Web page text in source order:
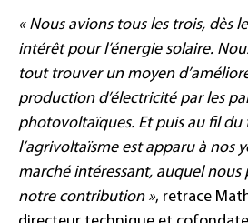
« Nous avions tous les trois, dès
intérêt pour l’énergie solaire.
tout trouver un moyen
production d’électricité par les
photovoltaïques. Et puis au fil du
l’agrivoltaïsme est apparu à nos
marché intéressant, auquel
notre contribution », retrace